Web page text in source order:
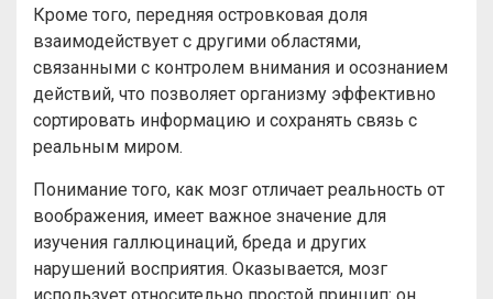
Кроме того, передняя островковая доля
взаимодействует с другими областями,
связанными с контролем внимания и осознанием
действий, что позволяет организму эффективно
сортировать информацию и сохранять связь с
реальным миром.
Понимание того, как мозг отличает реальность от
воображения, имеет важное значение для
изучения галлюцинаций, бреда и других
нарушений восприятия. Оказывается, мозг